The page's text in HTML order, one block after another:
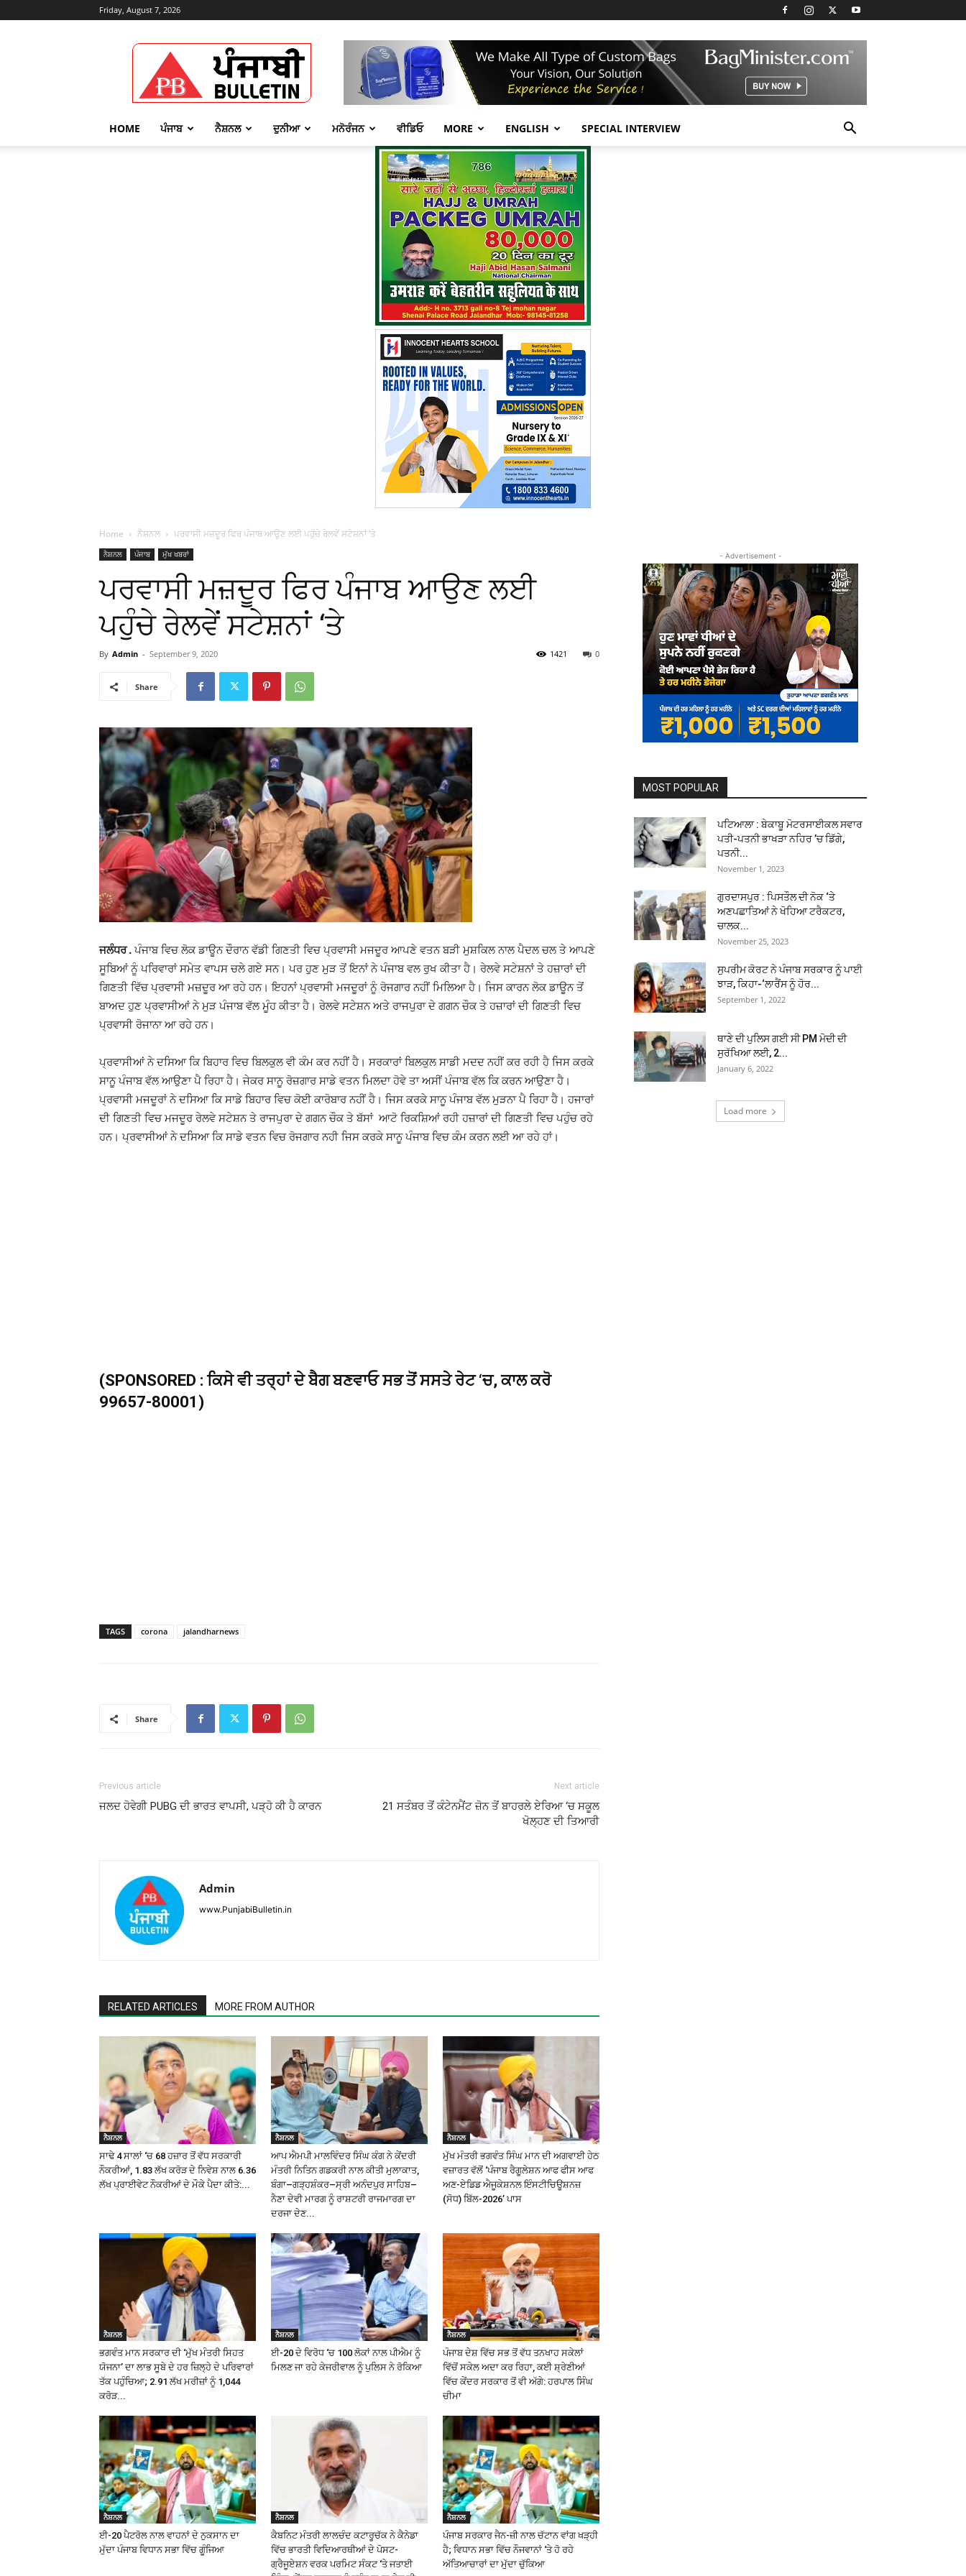
Friday, August 7, 2026
Punjabi
Bulletin
HOME ਪੰਜਾਬ ਨੈਸ਼ਨਲ ਦੁਨੀਆ ਮਨੋਰੰਜਨ ਵੀਡਿਓ MORE ENGLISH SPECIAL INTERVIEW
Home ਨੈਸ਼ਨਲ ਪਰਵਾਸੀ ਮਜ਼ਦੂਰ ਫਿਰ ਪੰਜਾਬ ਆਉਣ ਲਈ ਪਹੁੰਚੇ ਰੇਲਵੇਂ ਸਟੇਸ਼ਨਾਂ ‘ਤੇ
ਨੈਸ਼ਨਲ ਪੰਜਾਬ ਮੁੱਖ ਖਬਰਾਂ
ਪਰਵਾਸੀ ਮਜ਼ਦੂਰ ਫਿਰ ਪੰਜਾਬ ਆਉਣ ਲਈ
ਪਹੁੰਚੇ ਰੇਲਵੇਂ ਸਟੇਸ਼ਨਾਂ ‘ਤੇ
By Admin - September 9, 2020 0
1421
Share
ਜਲੰਧਰ . ਪੰਜਾਬ ਵਿਚ ਲੋਕ ਡਾਊਨ ਦੌਰਾਨ ਵੱਡੀ ਗਿਣਤੀ ਵਿਚ ਪ੍ਰਵਾਸੀ ਮਜਦੂਰ ਆਪਣੇ ਵਤਨ ਬੜੀ ਮੁਸ਼ਕਿਲ ਨਾਲ ਪੈਦਲ ਚਲ ਤੇ ਆਪਣੇ
ਸੂਬਿਆਂ ਨੂੰ ਪਰਿਵਾਰਾਂ ਸਮੇਤ ਵਾਪਸ ਚਲੇ ਗਏ ਸਨ। ਪਰ ਹੁਣ ਮੁੜ ਤੋਂ ਇਨਾਂ ਨੇ ਪੰਜਾਬ ਵਲ ਰੁਖ ਕੀਤਾ ਹੈ। ਰੇਲਵੇ ਸਟੇਸ਼ਨਾਂ ਤੇ ਹਜ਼ਾਰਾਂ ਦੀ
ਗਿਣਤੀ ਵਿੱਚ ਪ੍ਰਵਾਸੀ ਮਜ਼ਦੂਰ ਆ ਰਹੇ ਹਨ। ਇਹਨਾਂ ਪ੍ਰਵਾਸੀ ਮਜਦੂਰਾਂ ਨੂੰ ਰੋਜਗਾਰ ਨਹੀਂ ਮਿਲਿਆ ਹੈ। ਜਿਸ ਕਾਰਨ ਲੋਕ ਡਾਊਨ ਤੋਂ
ਬਾਅਦ ਹੁਣ ਪ੍ਰਵਾਸੀਆਂ ਨੇ ਮੁੜ ਪੰਜਾਬ ਵੱਲ ਮੂੰਹ ਕੀਤਾ ਹੈ। ਰੇਲਵੇ ਸਟੇਸ਼ਨ ਅਤੇ ਰਾਜਪੁਰਾ ਦੇ ਗਗਨ ਚੌਕ ਤੇ ਹਜ਼ਾਰਾਂ ਦੀ ਗਿਣਤੀ ਵਿਚ
ਪ੍ਰਵਾਸੀ ਰੋਜਾਨਾ ਆ ਰਹੇ ਹਨ।
ਪ੍ਰਵਾਸੀਆਂ ਨੇ ਦਸਿਆ ਕਿ ਬਿਹਾਰ ਵਿਚ ਬਿਲਕੁਲ ਵੀ ਕੰਮ ਕਰ ਨਹੀਂ ਹੈ। ਸਰਕਾਰਾਂ ਬਿਲਕੁਲ ਸਾਡੀ ਮਦਦ ਨਹੀਂ ਕਰ ਰਹੀ ਹੈ ਜਿਸ ਕਰਕੇ
ਸਾਨੂ ਪੰਜਾਬ ਵੱਲ ਆਉਣਾ ਪੈ ਰਿਹਾ ਹੈ। ਜੇਕਰ ਸਾਨੂ ਰੋਜ਼ਗਾਰ ਸਾਡੇ ਵਤਨ ਮਿਲਦਾ ਹੋਵੇ ਤਾ ਅਸੀਂ ਪੰਜਾਬ ਵੱਲ ਕਿ ਕਰਨ ਆਉਣਾ ਹੈ।
ਪ੍ਰਵਾਸੀ ਮਜਦੂਰਾਂ ਨੇ ਦਸਿਆ ਕਿ ਸਾਡੇ ਬਿਹਾਰ ਵਿਚ ਕੋਈ ਕਾਰੋਬਾਰ ਨਹੀਂ ਹੈ। ਜਿਸ ਕਰਕੇ ਸਾਨੂ ਪੰਜਾਬ ਵੱਲ ਮੁੜਨਾ ਪੈ ਰਿਹਾ ਹੈ। ਹਜਾਰਾਂ
ਦੀ ਗਿਣਤੀ ਵਿਚ ਮਜਦੂਰ ਰੇਲਵੇ ਸਟੇਸ਼ਨ ਤੇ ਰਾਜਪੁਰਾ ਦੇ ਗਗਨ ਚੌਕ ਤੇ ਬੱਸਾਂ ਆਟੋ ਰਿਕਸ਼ਿਆਂ ਰਹੀ ਹਜ਼ਾਰਾਂ ਦੀ ਗਿਣਤੀ ਵਿਚ ਪਹੁੰਚ ਰਹੇ
ਹਨ। ਪ੍ਰਵਾਸੀਆਂ ਨੇ ਦਸਿਆ ਕਿ ਸਾਡੇ ਵਤਨ ਵਿਚ ਰੋਜਗਾਰ ਨਹੀ ਜਿਸ ਕਰਕੇ ਸਾਨੂ ਪੰਜਾਬ ਵਿਚ ਕੰਮ ਕਰਨ ਲਈ ਆ ਰਹੇ ਹਾਂ।
(SPONSORED : ਕਿਸੇ ਵੀ ਤਰ੍ਹਾਂ ਦੇ ਬੈਗ ਬਣਵਾਓ ਸਭ ਤੋਂ ਸਸਤੇ ਰੇਟ ‘ਚ, ਕਾਲ ਕਰੋ
99657-80001)
TAGS corona jalandharnews
Share
Previous article
ਜਲਦ ਹੋਵੇਗੀ PUBG ਦੀ ਭਾਰਤ ਵਾਪਸੀ, ਪੜ੍ਹੋ ਕੀ ਹੈ ਕਾਰਨ
Next article
21 ਸਤੰਬਰ ਤੋਂ ਕੰਟੇਨਮੈਂਟ ਜ਼ੋਨ ਤੋਂ ਬਾਹਰਲੇ ਏਰਿਆ ‘ਚ ਸਕੂਲ
ਖੋਲ੍ਹਣ ਦੀ ਤਿਆਰੀ
Admin
www.PunjabiBulletin.in
RELATED ARTICLES MORE FROM AUTHOR
ਨੈਸ਼ਨਲ
ਸਾਢੇ 4 ਸਾਲਾਂ ‘ਚ 68 ਹਜ਼ਾਰ ਤੋਂ ਵੱਧ ਸਰਕਾਰੀ
ਨੌਕਰੀਆਂ, 1.83 ਲੱਖ ਕਰੋੜ ਦੇ ਨਿਵੇਸ਼ ਨਾਲ 6.36
ਲੱਖ ਪ੍ਰਾਈਵੇਟ ਨੌਕਰੀਆਂ ਦੇ ਮੌਕੇ ਪੈਦਾ ਕੀਤੇ:...
ਨੈਸ਼ਨਲ
ਆਪ ਐਮਪੀ ਮਾਲਵਿੰਦਰ ਸਿੰਘ ਕੰਗ ਨੇ ਕੇਂਦਰੀ
ਮੰਤਰੀ ਨਿਤਿਨ ਗਡਕਰੀ ਨਾਲ ਕੀਤੀ ਮੁਲਾਕਾਤ,
ਬੰਗਾ–ਗੜ੍ਹਸ਼ੰਕਰ–ਸ੍ਰੀ ਅਨੰਦਪੁਰ ਸਾਹਿਬ–
ਨੈਣਾ ਦੇਵੀ ਮਾਰਗ ਨੂੰ ਰਾਸ਼ਟਰੀ ਰਾਜਮਾਰਗ ਦਾ
ਦਰਜਾ ਦੇਣ...
ਨੈਸ਼ਨਲ
ਮੁੱਖ ਮੰਤਰੀ ਭਗਵੰਤ ਸਿੰਘ ਮਾਨ ਦੀ ਅਗਵਾਈ ਹੇਠ
ਵਜ਼ਾਰਤ ਵੱਲੋਂ ‘ਪੰਜਾਬ ਰੈਗੂਲੇਸ਼ਨ ਆਫ ਫੀਸ ਆਫ
ਅਣ-ਏਡਿਡ ਐਜੂਕੇਸ਼ਨਲ ਇੰਸਟੀਚਿਊਸ਼ਨਜ਼
(ਸੋਧ) ਬਿੱਲ-2026’ ਪਾਸ
ਨੈਸ਼ਨਲ
ਭਗਵੰਤ ਮਾਨ ਸਰਕਾਰ ਦੀ ‘ਮੁੱਖ ਮੰਤਰੀ ਸਿਹਤ
ਯੋਜਨਾ’ ਦਾ ਲਾਭ ਸੂਬੇ ਦੇ ਹਰ ਜ਼ਿਲ੍ਹੇ ਦੇ ਪਰਿਵਾਰਾਂ
ਤੱਕ ਪਹੁੰਚਿਆ; 2.91 ਲੱਖ ਮਰੀਜ਼ਾਂ ਨੂੰ ₹1,044
ਕਰੋੜ...
ਨੈਸ਼ਨਲ
ਈ-20 ਦੇ ਵਿਰੋਧ ‘ਚ 100 ਲੋਕਾਂ ਨਾਲ ਪੀਐਮ ਨੂੰ
ਮਿਲਣ ਜਾ ਰਹੇ ਕੇਜਰੀਵਾਲ ਨੂੰ ਪੁਲਿਸ ਨੇ ਰੋਕਿਆ
ਨੈਸ਼ਨਲ
ਪੰਜਾਬ ਦੇਸ਼ ਵਿੱਚ ਸਭ ਤੋਂ ਵੱਧ ਤਨਖਾਹ ਸਕੇਲਾਂ
ਵਿੱਚੋਂ ਸਕੇਲ ਅਦਾ ਕਰ ਰਿਹਾ, ਕਈ ਸ਼੍ਰੇਣੀਆਂ
ਵਿੱਚ ਕੇਂਦਰ ਸਰਕਾਰ ਤੋਂ ਵੀ ਅੱਗੇ: ਹਰਪਾਲ ਸਿੰਘ
ਚੀਮਾ
ਨੈਸ਼ਨਲ
ਈ-20 ਪੈਟਰੋਲ ਨਾਲ ਵਾਹਨਾਂ ਦੇ ਨੁਕਸਾਨ ਦਾ
ਮੁੱਦਾ ਪੰਜਾਬ ਵਿਧਾਨ ਸਭਾ ਵਿੱਚ ਗੂੰਜਿਆ
ਨੈਸ਼ਨਲ
ਕੈਬਨਿਟ ਮੰਤਰੀ ਲਾਲਚੰਦ ਕਟਾਰੂਚੱਕ ਨੇ ਕੈਨੇਡਾ
ਵਿੱਚ ਭਾਰਤੀ ਵਿਦਿਆਰਥੀਆਂ ਦੇ ਪੋਸਟ-
ਗ੍ਰੈਜੂਏਸ਼ਨ ਵਰਕ ਪਰਮਿਟ ਸੰਕਟ ‘ਤੇ ਜਤਾਈ
ਨੈਸ਼ਨਲ
ਪੰਜਾਬ ਸਰਕਾਰ ਜੈਨ-ਜ਼ੀ ਨਾਲ ਚੱਟਾਨ ਵਾਂਗ ਖੜ੍ਹੀ
ਹੈ; ਵਿਧਾਨ ਸਭਾ ਵਿੱਚ ਨੌਜਵਾਨਾਂ ‘ਤੇ ਹੋ ਰਹੇ
ਅੱਤਿਆਚਾਰਾਂ ਦਾ ਮੁੱਦਾ ਚੁੱਕਿਆ
- Advertisement -
MOST POPULAR
ਪਟਿਆਲਾ : ਬੇਕਾਬੂ ਮੋਟਰਸਾਈਕਲ ਸਵਾਰ
ਪਤੀ-ਪਤਨੀ ਭਾਖੜਾ ਨਹਿਰ ’ਚ ਡਿੱਗੇ,
ਪਤਨੀ...
November 1, 2023
ਗੁਰਦਾਸਪੁਰ : ਪਿਸਤੌਲ ਦੀ ਨੋਕ ‘ਤੇ
ਅਣਪਛਾਤਿਆਂ ਨੇ ਖੋਹਿਆ ਟਰੈਕਟਰ,
ਚਾਲਕ...
November 25, 2023
ਸੁਪਰੀਮ ਕੋਰਟ ਨੇ ਪੰਜਾਬ ਸਰਕਾਰ ਨੂੰ ਪਾਈ
ਝਾੜ, ਕਿਹਾ-‘ਲਾਰੈਂਸ ਨੂੰ ਹੋਰ...
September 1, 2022
ਥਾਣੇ ਦੀ ਪੁਲਿਸ ਗਈ ਸੀ PM ਮੋਦੀ ਦੀ
ਸੁਰੱਖਿਆ ਲਈ, 2...
January 6, 2022
Load more